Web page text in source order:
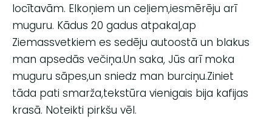
locītavām. Elkoņiem un ceļiem,iesmērēju arī
muguru. Kādus 20 gadus atpakaļ,ap
Ziemassvetkiem es sedēju autoostā un blakus
man apsedās večiņa.Un saka, Jūs arī moka
muguru sāpes,un sniedz man burciņu.Ziniet
tāda pati smarža,tekstūra vienigais bija kafijas
krasā. Noteikti pirkšu vēl.